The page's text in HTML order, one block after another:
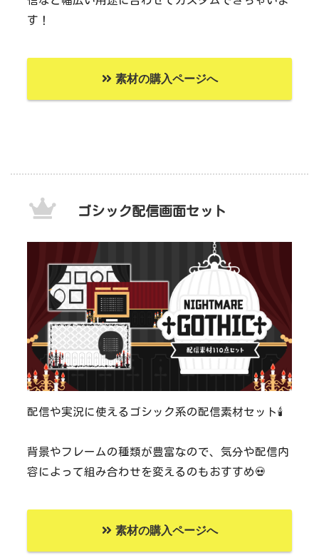
す！
素材の購入ページへ
ゴシック配信画面セット
配信や実況に使えるゴシック系の配信素材セット🕯
背景やフレームの種類が豊富なので、気分や配信内
容によって組み合わせを変えるのもおすすめ💀
素材の購入ページへ